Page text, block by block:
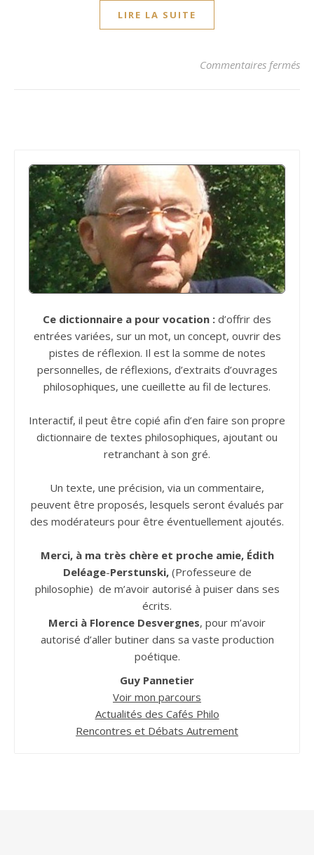
LIRE LA SUITE
Commentaires fermés
Ce dictionnaire a pour vocation : d’offrir des
entrées variées, sur un mot, un concept, ouvrir des
pistes de réflexion. Il est la somme de notes
personnelles, de réflexions, d’extraits d’ouvrages
philosophiques, une cueillette au fil de lectures.
Interactif, il peut être copié afin d’en faire son propre
dictionnaire de textes philosophiques, ajoutant ou
retranchant à son gré.
Un texte, une précision, via un commentaire,
peuvent être proposés, lesquels seront évalués par
des modérateurs pour être éventuellement ajoutés.
Merci, à ma très chère et proche amie, Édith
Deléage-Perstunski,(Professeure de
philosophie) de m’avoir autorisé à puiser dans ses
écrits.
Merci à Florence Desvergnes, pour m’avoir
autorisé d’aller butiner dans sa vaste production
poétique.
Guy Pannetier
Voir mon parcours
Actualités des Cafés Philo
Rencontres et Débats Autrement